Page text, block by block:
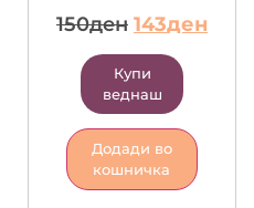
150ден 143ден
Купи
веднаш
Додади во
кошничка